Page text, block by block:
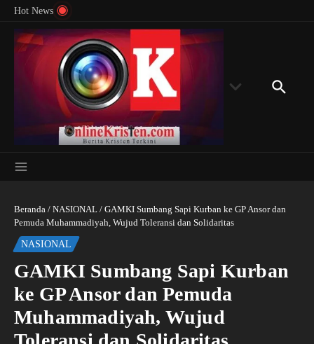
Lewati ke konten
Hot News
Beranda / NASIONAL / GAMKI Sumbang Sapi Kurban ke GP Ansor dan
Pemuda Muhammadiyah, Wujud Toleransi dan Solidaritas
NASIONAL
GAMKI Sumbang Sapi Kurban
ke GP Ansor dan Pemuda
Muhammadiyah, Wujud